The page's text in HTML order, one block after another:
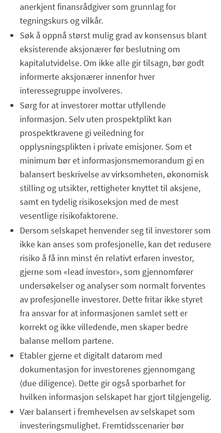
anerkjent finansrådgiver som grunnlag for
tegningskurs og vilkår.
Søk å oppnå størst mulig grad av konsensus blant
eksisterende aksjonærer før beslutning om
kapitalutvidelse. Om ikke alle gir tilsagn, bør godt
informerte aksjonærer innenfor hver
interessegruppe involveres.
Sørg for at investorer mottar utfyllende
informasjon. Selv uten prospektplikt kan
prospektkravene gi veiledning for
opplysningsplikten i private emisjoner. Som et
minimum bør et informasjonsmemorandum gi en
balansert beskrivelse av virksomheten, økonomisk
stilling og utsikter, rettigheter knyttet til aksjene,
samt en tydelig risikoseksjon med de mest
vesentlige risikofaktorene.
Dersom selskapet henvender seg til investorer som
ikke kan anses som profesjonelle, kan det redusere
risiko å få inn minst én relativt erfaren investor,
gjerne som «lead investor», som gjennomfører
undersøkelser og analyser som normalt forventes
av profesjonelle investorer. Dette fritar ikke styret
fra ansvar for at informasjonen samlet sett er
korrekt og ikke villedende, men skaper bedre
balanse mellom partene.
Etabler gjerne et digitalt datarom med
dokumentasjon for investorenes gjennomgang
(due diligence). Dette gir også sporbarhet for
hvilken informasjon selskapet har gjort tilgjengelig.
Vær balansert i fremhevelsen av selskapet som
investeringsmulighet. Fremtidsscenarier bør